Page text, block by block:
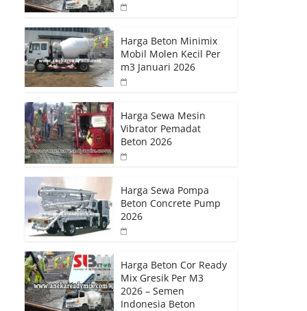
Harga Beton Minimix
Mobil Molen Kecil Per
m3 Januari 2026
Harga Sewa Mesin
Vibrator Pemadat
Beton 2026
Harga Sewa Pompa
Beton Concrete Pump
2026
Harga Beton Cor Ready
Mix Gresik Per M3
2026 – Semen
Indonesia Beton